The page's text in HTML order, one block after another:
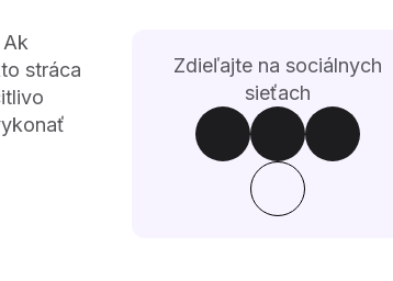
stráca
Zdieľajte na sociálnych
sieťach